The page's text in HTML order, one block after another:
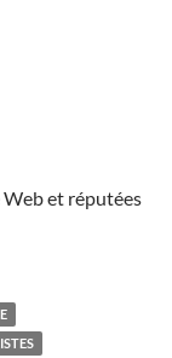
Web et réputées